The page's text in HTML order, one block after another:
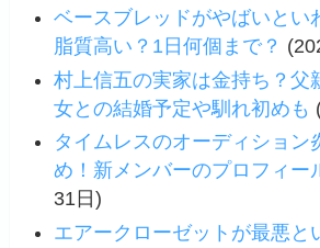
ベースブレッドがやばいとい
脂質高い？1日何個まで？
村上信五の実家は金持ち？父
女との結婚予定や馴れ初めも
タイムレスのオーディション
め！新メンバーのプロフィー
31日)
エアークローゼットが最悪と